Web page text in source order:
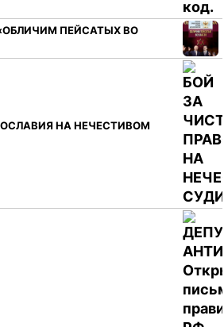
«ОБЛИЧИМ ПЕЙСАТЫХ ВО
НА НЕЧЕСТИВОМ